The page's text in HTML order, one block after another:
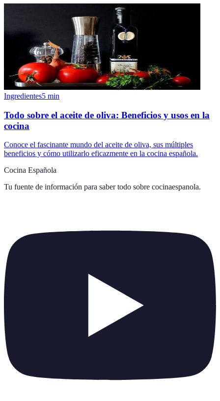
Ingredientes5 min
Todo sobre el aceite de oliva: Beneficios y usos en la
cocina
Conoce el fascinante mundo del aceite de oliva, sus múltiples
beneficios y cómo utilizarlo eficazmente en la cocina española.
Cocina Española
Tu fuente de información para saber todo sobre cocinaespanola.